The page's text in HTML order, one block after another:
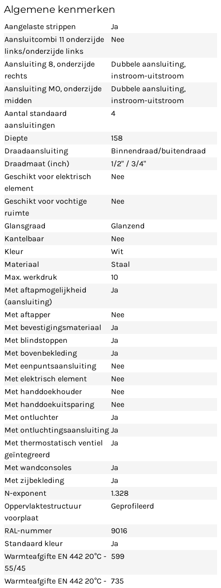
Algemene kenmerken
Aangelaste strippen
Ja
Aansluitcombi 11 onderzijde
links/onderzijde links
Nee
Aansluiting 8, onderzijde
rechts
Dubbele aansluiting,
instroom-uitstroom
Aansluiting MO, onderzijde
midden
Dubbele aansluiting,
instroom-uitstroom
Aantal standaard
aansluitingen
4
Diepte
158
Draadaansluiting
Binnendraad/buitendraad
Draadmaat (inch)
1/2" / 3/4"
Geschikt voor elektrisch
element
Nee
Geschikt voor vochtige
ruimte
Nee
Glansgraad
Glanzend
Kantelbaar
Nee
Kleur
Wit
Materiaal
Staal
Max. werkdruk
10
Met aftapmogelijkheid
(aansluiting)
Ja
Met aftapper
Nee
Met bevestigingsmateriaal
Ja
Met blindstoppen
Ja
Met bovenbekleding
Ja
Met eenpuntsaansluiting
Nee
Met elektrisch element
Nee
Met handdoekhouder
Nee
Met handdoekuitsparing
Nee
Met ontluchter
Ja
Met ontluchtingsaansluiting Ja
Met thermostatisch ventiel
geïntegreerd
Ja
Met wandconsoles
Ja
Met zijbekleding
Ja
N-exponent
1.328
Oppervlaktestructuur
voorplaat
Geprofileerd
RAL-nummer
9016
Standaard kleur
Ja
Warmteafgifte EN 442 20°C -
55/45
599
Warmteafgifte EN 442 20°C - 735